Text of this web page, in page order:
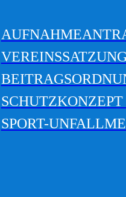
SCHUTZKONZEPT
SPORT-